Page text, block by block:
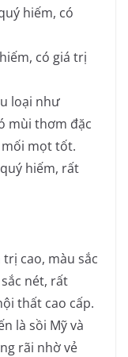
hiếm, có
có giá trị
loại như
mùi thơm đặc
mọt tốt.
hiếm, rất
trị cao, màu sắc
nét, rất
thất cao cấp.
là sồi Mỹ và
rãi nhờ vẻ